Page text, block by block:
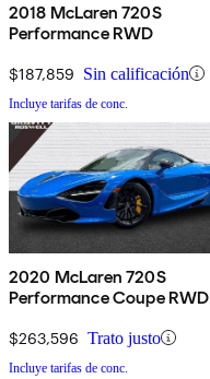
2018 McLaren 720S
Performance RWD
$187,859 Sin calificación
Incluye tarifas de conc.
2020 McLaren 720S
Performance Coupe RWD
$263,596 Trato justo
Incluye tarifas de conc.